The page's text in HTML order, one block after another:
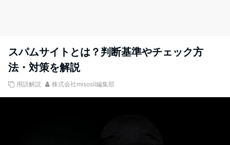
スパムサイトとは？判断基準やチェック方
法・対策を解説
用語解説 株式会社misosil編集部